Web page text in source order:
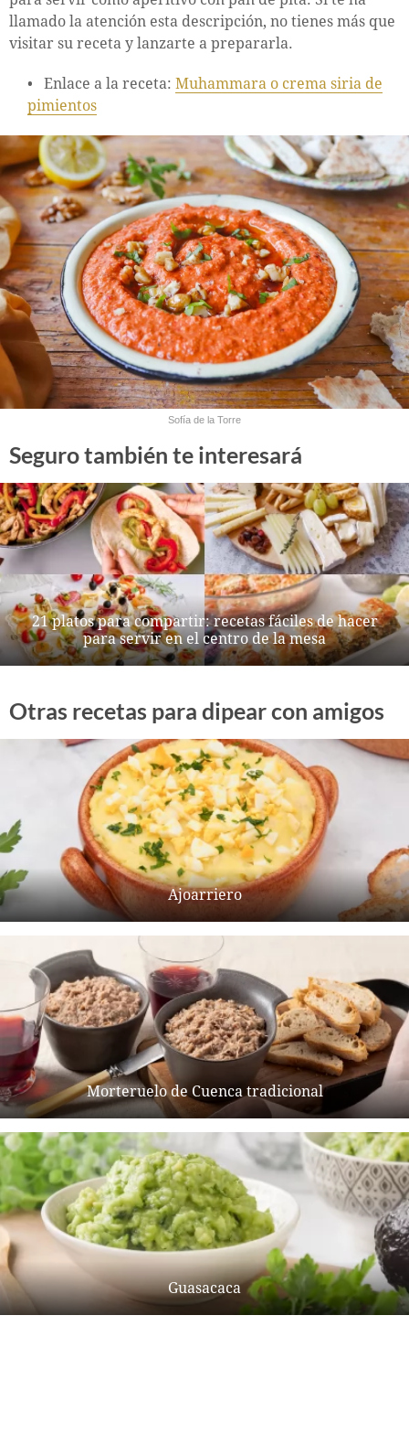
llamado la atención esta descripción, no tienes más que
visitar su receta y lanzarte a prepararla.
Enlace a la receta: Muhammara o crema siria de
pimientos
Sofía de la Torre
Seguro también te interesará
21 platos para compartir: recetas fáciles de hacer
para servir en el centro de la mesa
Otras recetas para dipear con amigos
Ajoarriero
Morteruelo de Cuenca tradicional
Guasacaca